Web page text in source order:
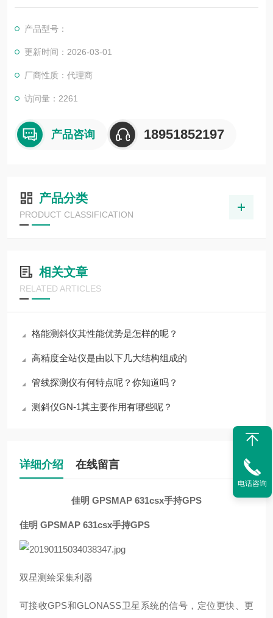
性进行采集，提高野外采集效益。精确面积测量功能，航迹测
各种需求，支持测量中途暂停甚至开关机之后继续测量，独立的
测面积轨迹管理，方便又专业。
产品型号：
更新时间：2026-03-01
厂商性质：代理商
访问量：2261
产品咨询 18951852197
产品分类
PRODUCT CLASSIFICATION
相关文章
RELATED ARTICLES
格能测斜仪其性能优势是怎样的呢？
高精度全站仪是由以下几大结构组成的
管线探测仪有何特点呢？你知道吗？
测斜仪GN-1其主要作用有哪些呢？
详细介绍 在线留言
佳明 GPSMAP 631csx手持GPS
佳明 GPSMAP 631csx手持GPS
双星测绘采集利器
可接收GPS和GLONASS卫星系统的信号，定位更快、更
电话咨询